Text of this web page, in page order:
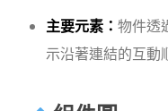
主要元素：物件透
示沿著連結的互動